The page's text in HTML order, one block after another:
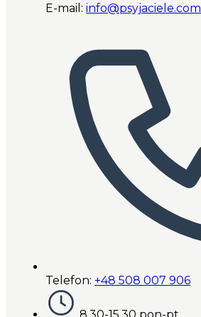
E-mail: info@psyjaciele.com
Telefon: +48 508 007 906
8.30-15.30 pon-pt